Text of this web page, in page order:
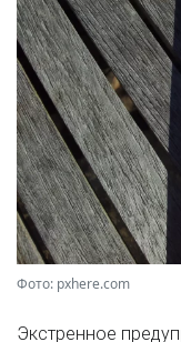
Фото: pxhere.com
Экстренное